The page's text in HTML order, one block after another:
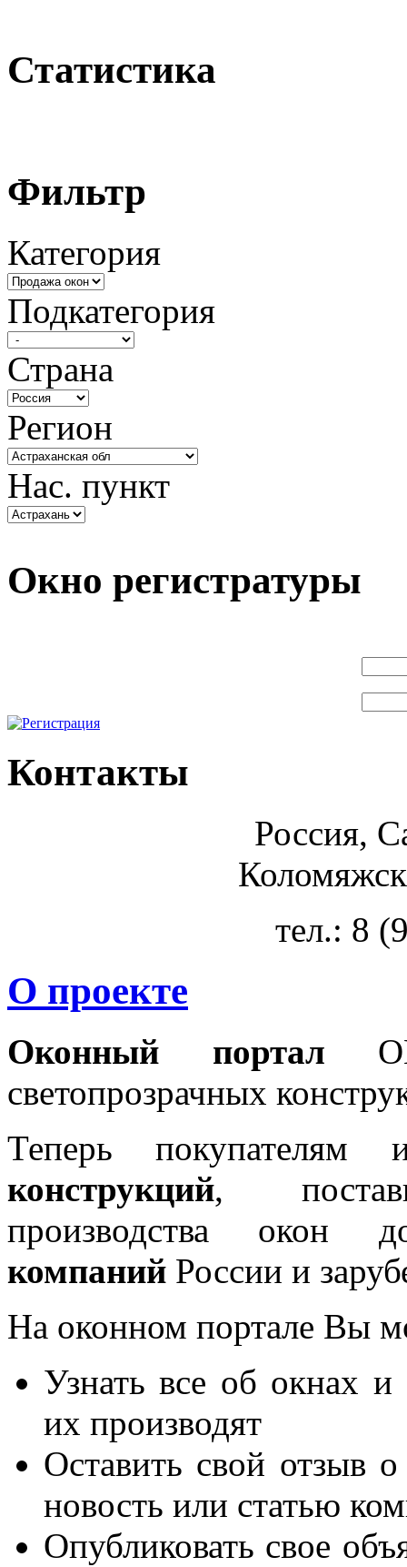
Статистика
Фильтр
Категория
Подкатегория
Страна
Регион
Нас. пункт
Окно регистратуры
Контакты
Россия,
тел.: 8
О проекте
Оконный портал
светопрозрачных
Теперь покупателям
конструкций,
производства окон
компаний России и
На оконном портале Вы
Узнать все об окнах и
их производят
Оставить свой отзыв
новость или статью
Опубликовать свое